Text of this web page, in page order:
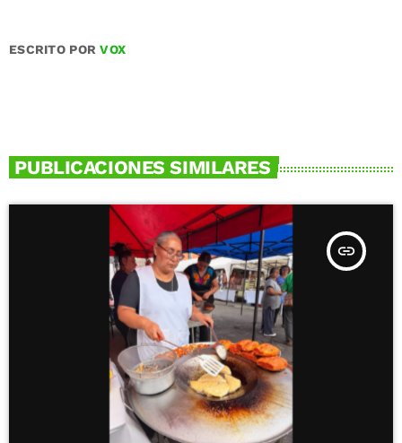
ESCRITO PORVOX
PUBLICACIONES SIMILARES
insert_link